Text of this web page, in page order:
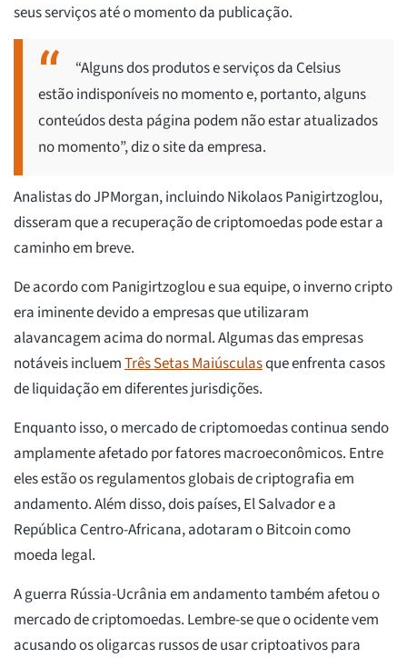
seus serviços até o momento da publicação.
“Alguns dos produtos e serviços da Celsius
estão indisponíveis no momento e, portanto, alguns
conteúdos desta página podem não estar atualizados
no momento”, diz o site da empresa.
Analistas do JPMorgan, incluindo Nikolaos Panigirtzoglou,
disseram que a recuperação de criptomoedas pode estar a
caminho em breve.
De acordo com Panigirtzoglou e sua equipe, o inverno cripto
era iminente devido a empresas que utilizaram
alavancagem acima do normal. Algumas das empresas
notáveis incluemTrês Setas Maiúsculasque enfrenta casos
de liquidação em diferentes jurisdições.
Enquanto isso, o mercado de criptomoedas continua sendo
amplamente afetado por fatores macroeconômicos. Entre
eles estão os regulamentos globais de criptografia em
andamento. Além disso, dois países, El Salvador e a
República Centro-Africana, adotaram o Bitcoin como
moeda legal.
A guerra Rússia-Ucrânia em andamento também afetou o
mercado de criptomoedas. Lembre-se que o ocidente vem
acusando os oligarcas russos de usar criptoativos para